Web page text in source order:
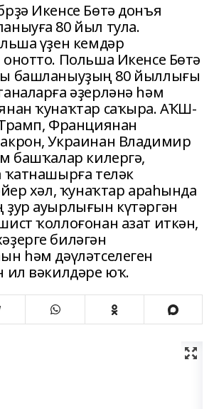
Икенсе Бөтә донъя
80 йыл тула.
үҙен кемдәр
Польша Икенсе Бөтә
башланыуҙың 80 йыллығы
әҙерләнә һәм
ҡунаҡтар саҡыра. АҠШ-
Франциянан
Украинан Владимир
башҡалар килергә,
ҡатнашырға теләк
хәл, ҡунаҡтар араһында
ауырлығын күтәргән
ҡоллоғонан азат иткән,
биләгән
һәм дәүләтселеген
ил вәкилдәре юҡ.